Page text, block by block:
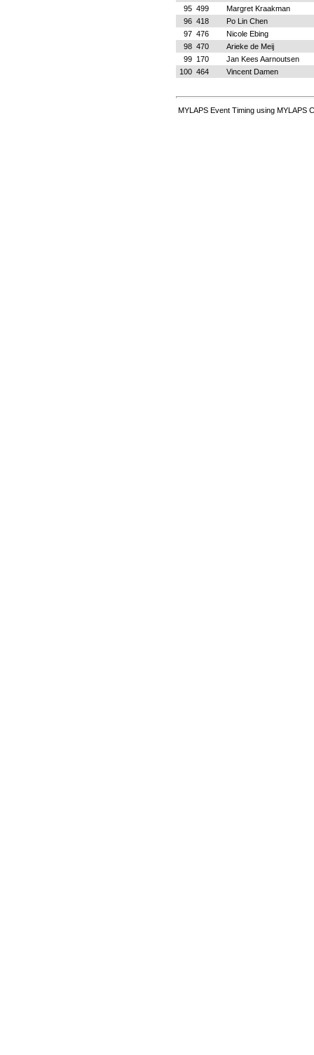
95 499
Margret Kraakman
96 418
Po Lin Chen
97 476
Nicole Ebing
98 470
Arieke de Meij
99
170
Jan Kees Aarnoutsen
100 464 Vincent Damen
MYLAPS Event Timing using MYLAPS